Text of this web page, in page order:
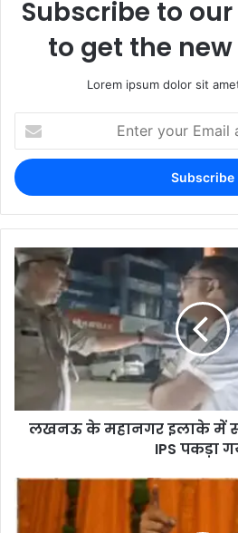
Subscribe to
to get the
Lorem ipsum dolor sit
लखनऊ के महानगर इलाके में
IPS पकड़ा